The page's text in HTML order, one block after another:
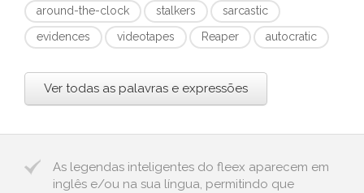
around-the-clock
stalkers
sarcastic
evidences
videotapes Reaper autocratic
Ver todas as palavras e expressões
As legendas inteligentes do fleex aparecem em
inglês e/ou na sua língua, permitindo que